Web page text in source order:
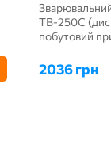
ТВ-250C
побутовий
2036 грн